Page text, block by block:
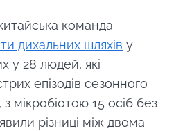
команда
дихальних шляхів у
у 28 людей, які
епізодів сезонного
з мікробіотою 15 осіб без
різниці між двома